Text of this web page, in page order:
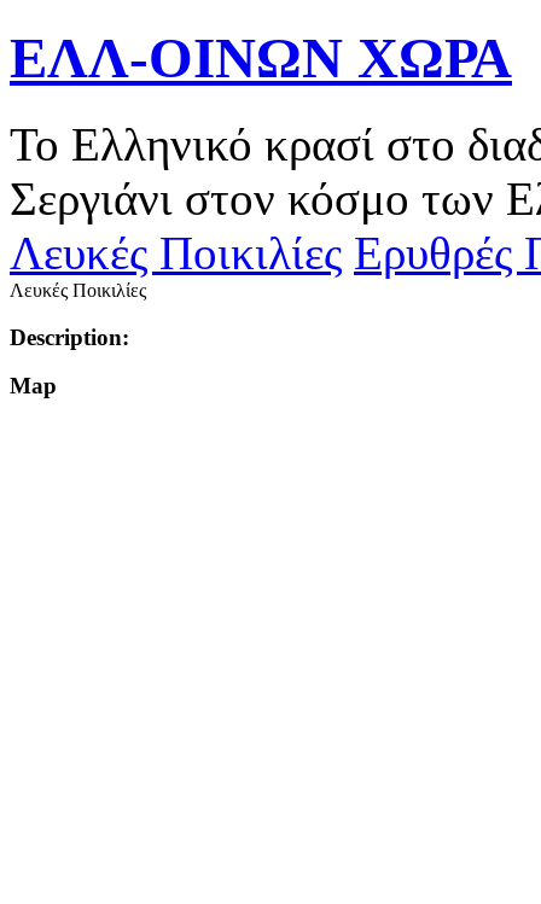
ΕΛΛ-ΟΙΝΩΝ ΧΩΡΑ
Το Ελληνικό κρασί στο
Σεργιάνι στον κόσμο των
Λευκές Ποικιλίες Ερυθρές
Λευκές Ποικιλίες
Description:
Map